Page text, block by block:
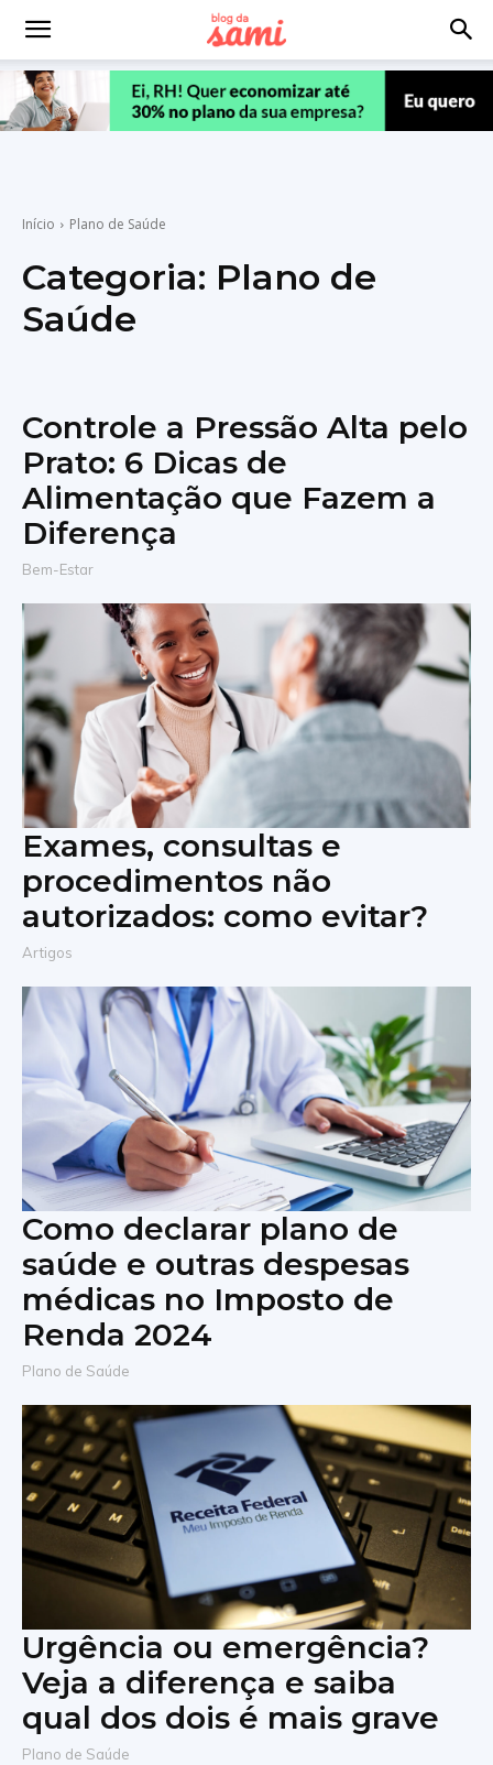
Início Plano de Saúde
Categoria: Plano de
Saúde
Controle a Pressão Alta pelo
Prato: 6 Dicas de
Alimentação que Fazem a
Diferença
Bem-Estar
Exames, consultas e
procedimentos não
autorizados: como evitar?
Artigos
Como declarar plano de
saúde e outras despesas
médicas no Imposto de
Renda 2024
Plano de Saúde
Urgência ou emergência?
Veja a diferença e saiba
qual dos dois é mais grave
Plano de Saúde